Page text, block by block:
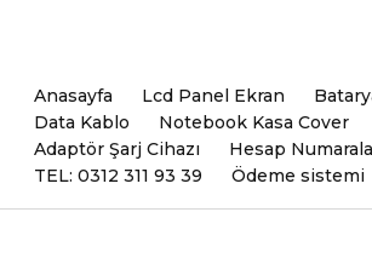
Anasayfa Lcd Panel Ekran
Data Kablo
Notebook Kasa Cover
Adaptör Şarj Cihazı
Hesap
TEL: 0312 311 93 39
Ödeme sistemi